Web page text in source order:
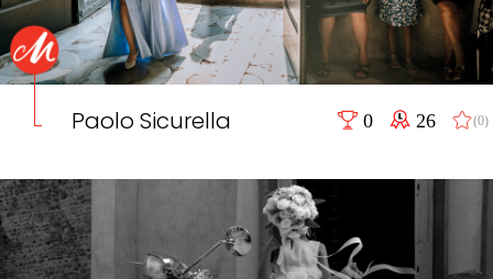
Paolo Sicurella 0 26 (0)